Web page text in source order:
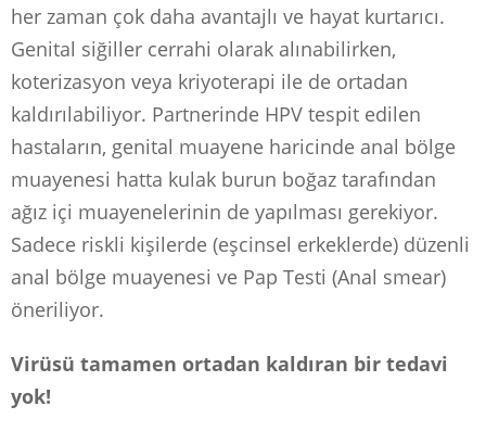
her zaman çok daha avantajlı ve hayat kurtarıcı.
Genital siğiller cerrahi olarak alınabilirken,
koterizasyon veya kriyoterapi ile de ortadan
kaldırılabiliyor. Partnerinde HPV tespit edilen
hastaların, genital muayene haricinde anal bölge
muayenesi hatta kulak burun boğaz tarafından
ağız içi muayenelerinin de yapılması gerekiyor.
Sadece riskli kişilerde (eşcinsel erkeklerde) düzenli
anal bölge muayenesi ve Pap Testi (Anal smear)
öneriliyor.
Virüsü tamamen ortadan kaldıran bir tedavi
yok!